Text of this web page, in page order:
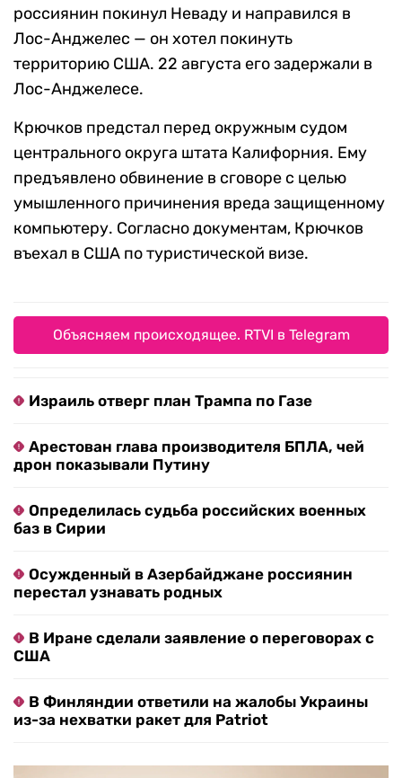
россиянин покинул Неваду и направился в
Лос-Анджелес — он хотел покинуть
территорию США. 22 августа его задержали в
Лос-Анджелесе.
Крючков предстал перед окружным судом
центрального округа штата Калифорния. Ему
предъявлено обвинение в сговоре с целью
умышленного причинения вреда защищенному
компьютеру. Согласно документам, Крючков
въехал в США по туристической визе.
Объясняем происходящее. RTVI в Telegram
Израиль отверг план Трампа по Газе
Арестован глава производителя БПЛА, чей
дрон показывали Путину
Определилась судьба российских военных
баз в Сирии
Осужденный в Азербайджане россиянин
перестал узнавать родных
В Иране сделали заявление о переговорах с
США
В Финляндии ответили на жалобы Украины
из-за нехватки ракет для Patriot